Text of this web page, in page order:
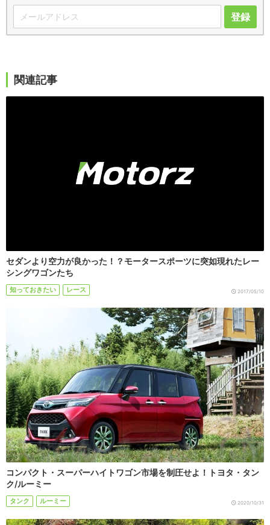
登録
関連記事
セダンより空力が良かった！？モータースポーツに突如現れたレー
シングワゴンたち
知っておきたい レース 2017/05/10
コンパクト・スーパーハイトワゴン市場を制圧せよ！トヨタ・タン
ク/ルーミー
タンク ルーミー 2020/10/31